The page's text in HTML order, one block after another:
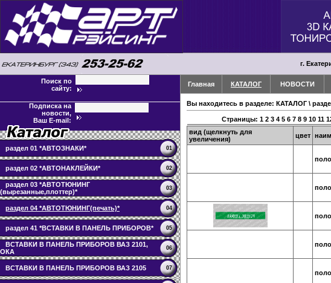
г.
Поиск по
сайту:
Подписка на
новости,
Ваш E-mail:
раздел 01 *АВТОЗНАКИ* 01
раздел 02 *АВТОНАКЛЕЙКИ* 02
раздел 03 *АВТОТЮНИНГ
(вырезанные,плоттер)*
03
раздел 04 *АВТОТЮНИНГ(печать)* 04
раздел 41 *ВСТАВКИ В ПАНЕЛЬ ПРИБОРОВ* 05
ВСТАВКИ В ПАНЕЛЬ ПРИБОРОВ ВАЗ 2101,
ОКА
06
ВСТАВКИ В ПАНЕЛЬ ПРИБОРОВ ВАЗ 2105 07
Главная КАТАЛОГ НОВОСТИ
Вы находитесь в разделе: КАТАЛОГ \
Страницы: 1 2 3 4 5 6 7 8 9 10 11
вид (щелкнуть для
увеличения)
цвет